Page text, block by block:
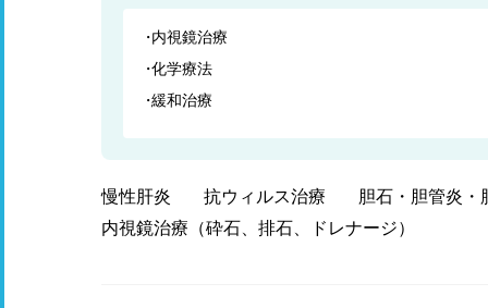
内視鏡治療
化学療法
緩和治療
慢性肝炎 抗ウィルス治療
胆石・胆管炎・
内視鏡治療（砕石、排石、ドレナージ）